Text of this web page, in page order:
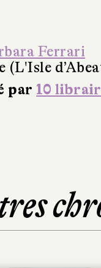
Ferrari
par 10